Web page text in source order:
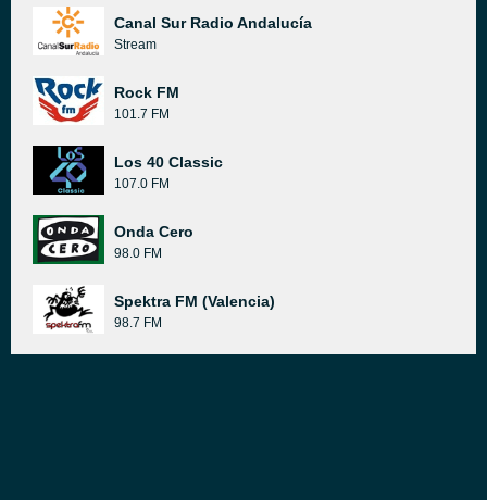
Canal Sur Radio Andalucía
Stream
Rock FM
101.7 FM
Los 40 Classic
107.0 FM
Onda Cero
98.0 FM
Spektra FM (Valencia)
98.7 FM